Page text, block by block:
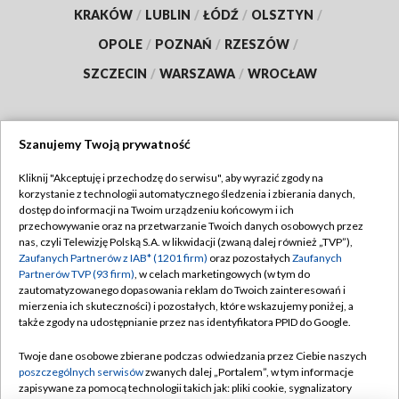
KRAKÓW / LUBLIN / ŁÓDŹ / OLSZTYN /
OPOLE / POZNAŃ / RZESZÓW /
SZCZECIN / WARSZAWA / WROCŁAW
TVP
Abonament TVP
Emisja w TVP
Centrum informacji TVP
Naziemna Telewizja Cyfrowa
Rada Programowa
Regulamin TVP
Polityka prywatności
Moje zgody
Pomoc
Kontakt
Szanujemy Twoją prywatność
Kliknij "Akceptuję i przechodzę do serwisu", aby wyrazić zgody na
korzystanie z technologii automatycznego śledzenia i zbierania danych,
dostęp do informacji na Twoim urządzeniu końcowym i ich
przechowywanie oraz na przetwarzanie Twoich danych osobowych przez
nas, czyli Telewizję Polską S.A. w likwidacji (zwaną dalej również „TVP”),
Zaufanych Partnerów z IAB* (1201 firm) oraz pozostałych Zaufanych
Partnerów TVP (93 firm), w celach marketingowych (w tym do
zautomatyzowanego dopasowania reklam do Twoich zainteresowań i
mierzenia ich skuteczności) i pozostałych, które wskazujemy poniżej, a
także zgody na udostępnianie przez nas identyfikatora PPID do Google.
Twoje dane osobowe zbierane podczas odwiedzania przez Ciebie naszych
poszczególnych serwisówzwanych dalej „Portalem”, w tym informacje
zapisywane za pomocą technologii takich jak: pliki cookie, sygnalizatory